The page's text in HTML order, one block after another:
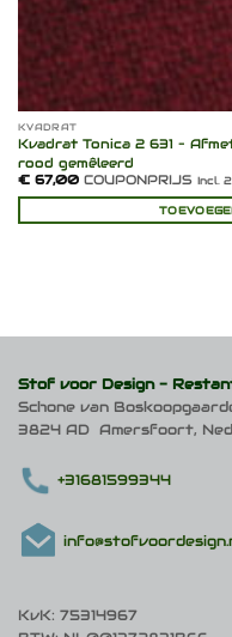
KVADRAT
Kvadrat Tonica 2 631 –
rood gemêleerd
€67,00COUPONPRIJS Incl.
Stof voor Design -
Schone van
3824 AD Amersfoort,
+31681599344
KvK: 75314967